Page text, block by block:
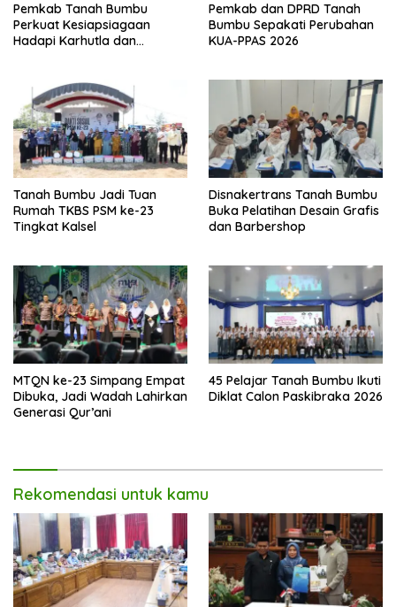
Pemkab Tanah Bumbu
Perkuat Kesiapsiagaan
Hadapi Karhutla dan
Pemkab dan DPRD Tanah
Bumbu Sepakati Perubahan
KUA-PPAS 2026
Tanah Bumbu Jadi Tuan
Rumah TKBS PSM ke-23
Tingkat Kalsel
Disnakertrans Tanah Bumbu
Buka Pelatihan Desain Grafis
dan Barbershop
MTQN ke-23 Simpang Empat
Dibuka, Jadi Wadah Lahirkan
Generasi Qur’ani
45 Pelajar Tanah Bumbu Ikuti
Diklat Calon Paskibraka 2026
Rekomendasi untuk kamu